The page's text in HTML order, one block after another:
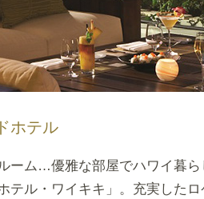
ホテル
ーム…優雅な部屋でハワイ暮
ル・ワイキキ」。充実したロ